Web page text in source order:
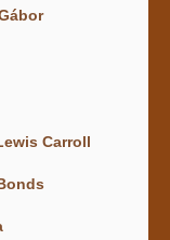
Carroll